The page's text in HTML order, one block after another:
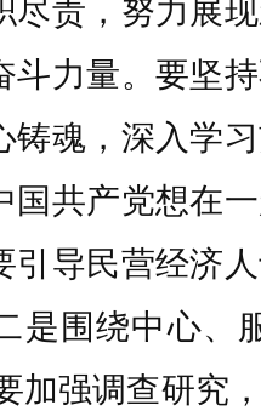
尽责，努力展
斗力量。要坚
铸魂，深入学
国共产党想在
引导民营经济
是围绕中心、
加强调查研究